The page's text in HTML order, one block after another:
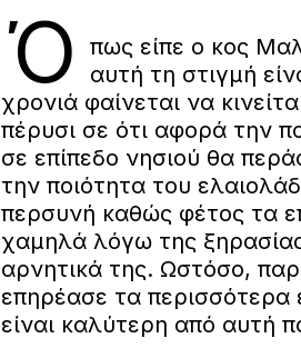
Ό
πως είπε ο κος
αυτή τη στιγμή
χρονιά φαίνεται να
πέρυσι σε ότι αφορά την
σε επίπεδο νησιού θα
την ποιότητα του
περσυνή καθώς φέτος τα
χαμηλά λόγω της
αρνητικά της. Ωστόσο,
επηρέασε τα
είναι καλύτερη από αυτή